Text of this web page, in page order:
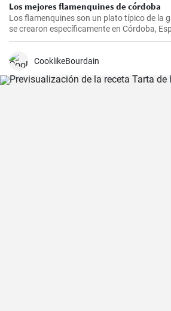
Los mejores flamenquines de córdoba
Los flamenquines son un plato típico de la
se crearon específicamente en Córdoba,
rollitos de jamón serrano y carne de cerdo
como tapas y son comúnmente
CooklikeBourdain